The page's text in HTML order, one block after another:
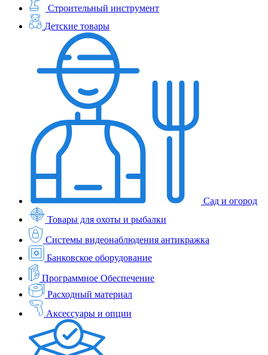
Строительный инструмент
Детские товары
Сад и огород
Товары для охоты и рыбалки
Системы видеонаблюдения антикражка
Банковское оборудование
Программное Обеспечение
Расходный материал
Аксессуары и опции